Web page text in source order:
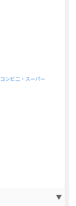
コンビ二・スーパー